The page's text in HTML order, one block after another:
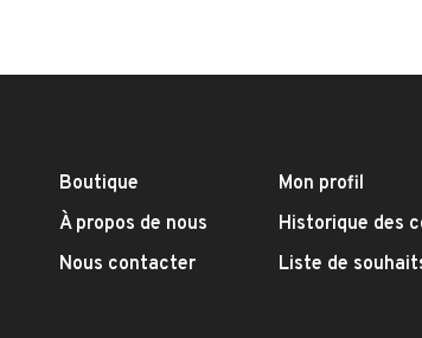
Boutique
À propos de nous
Nous contacter
Mon profil
Historique des
Liste de